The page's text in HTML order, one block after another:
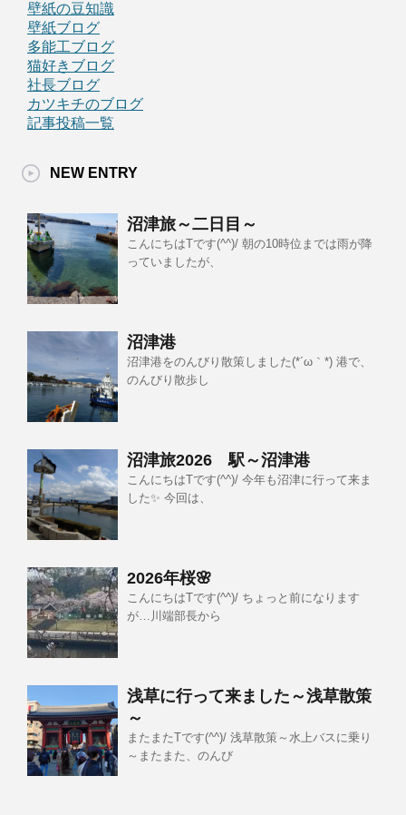
壁紙の豆知識
壁紙ブログ
多能工ブログ
猫好きブログ
社長ブログ
カツキチのブログ
記事投稿一覧
NEW ENTRY
沼津旅～二日目～
こんにちはTです(^^)/ 朝の10時位までは雨が降
っていましたが、
沼津港
沼津港をのんびり散策しました(*´ω｀*) 港で、
のんびり散歩し
沼津旅2026 駅～沼津港
こんにちはTです(^^)/ 今年も沼津に行って来ま
した✨ 今回は、
2026年桜🌸
こんにちはTです(^^)/ ちょっと前になります
が…川端部長から
浅草に行って来ました～浅草散策
～
またまたTです(^^)/ 浅草散策～水上バスに乗り
～またまた、のんび